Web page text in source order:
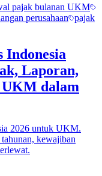
pajak bulanan UKM
perusahaan
pajak
Indonesia
Laporan,
UKM dalam
2026 untuk UKM.
kewajiban